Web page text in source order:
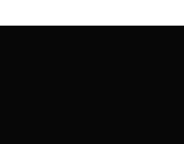
Ek olarak,